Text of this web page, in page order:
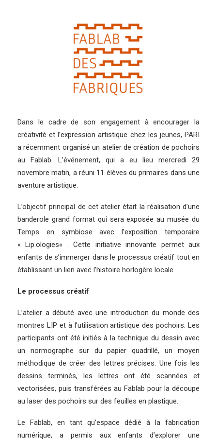
Dans le cadre de son engagement à encourager la
créativité et l’expression artistique chez les jeunes, PARI
a récemment organisé un atelier de création de pochoirs
au Fablab. L’événement, qui a eu lieu mercredi 29
novembre matin, a réuni 11 élèves du primaires dans une
aventure artistique.
L’objectif principal de cet atelier était la réalisation d’une
banderole grand format qui sera exposée au musée du
Temps en symbiose avec l’exposition temporaire
«Lip.ologies« . Cette initiative innovante permet aux
enfants de s’immerger dans le processus créatif tout en
établissant un lien avec l’histoire horlogère locale.
Le processus créatif
L’atelier a débuté avec une introduction du monde des
montres LIP et à l’utilisation artistique des pochoirs. Les
participants ont été initiés à la technique du dessin avec
un normographe sur du papier quadrillé, un moyen
méthodique de créer des lettres précises. Une fois les
dessins terminés, les lettres ont été scannées et
vectorisées, puis transférées au Fablab pour la découpe
au laser des pochoirs sur des feuilles en plastique.
Le Fablab, en tant qu’espace dédié à la fabrication
numérique, a permis aux enfants d’explorer une